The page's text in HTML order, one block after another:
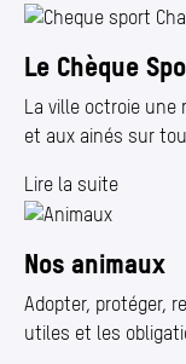
Le Chèque
La ville octroie une
et aux ainés sur
Lire la suite
Nos animaux
Adopter, protéger,
utiles et les